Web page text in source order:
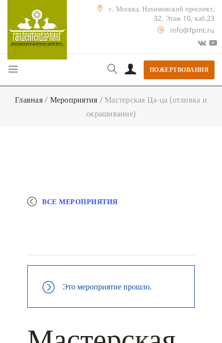
г. Москва, Нахимовский проспект,
32. Этаж 10, каб.23
info@fpmt.ru
ПОЖЕРТВОВАНИЯ
Главная/ Мероприятия / Мастерская Ца-ца (отливка и
окрашивание)
ВСЕ МЕРОПРИЯТИЯ
Это мероприятие прошло.